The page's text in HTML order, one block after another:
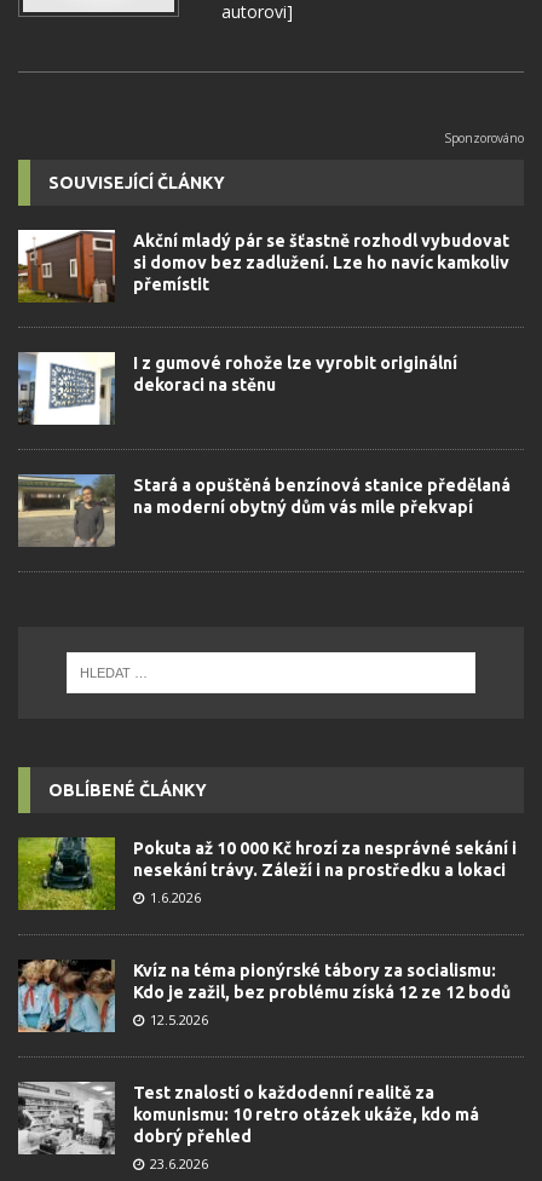
autorovi]
SOUVISEJÍCÍ ČLÁNKY
Akční mladý pár se šťastně rozhodl vybudovat
si domov bez zadlužení. Lze ho navíc kamkoliv
přemístit
I z gumové rohože lze vyrobit originální
dekoraci na stěnu
Stará a opuštěná benzínová stanice předělaná
na moderní obytný dům vás mile překvapí
OBLÍBENÉ ČLÁNKY
Pokuta až 10 000 Kč hrozí za nesprávné sekání i
nesekání trávy. Záleží i na prostředku a lokaci
1.6.2026
Kvíz na téma pionýrské tábory za socialismu:
Kdo je zažil, bez problému získá 12 ze 12 bodů
12.5.2026
Test znalostí o každodenní realitě za
komunismu: 10 retro otázek ukáže, kdo má
dobrý přehled
23.6.2026